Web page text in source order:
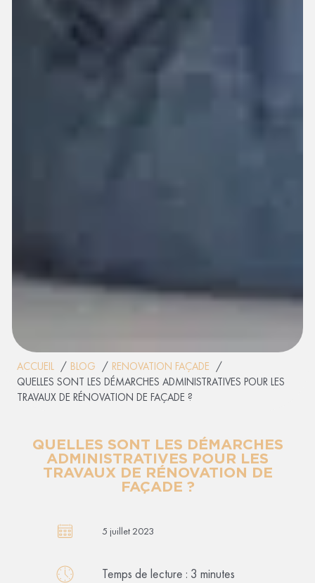
ACCUEIL BLOG
RENOVATION FAÇADE
QUELLES SONT LES DÉMARCHES ADMINISTRATIVES POUR LES
TRAVAUX DE RÉNOVATION DE FAÇADE ?
QUELLES SONT LES DÉMARCHES
ADMINISTRATIVES POUR LES
TRAVAUX DE RÉNOVATION DE
FAÇADE ?
5 juillet 2023
Temps de lecture : 3 minutes